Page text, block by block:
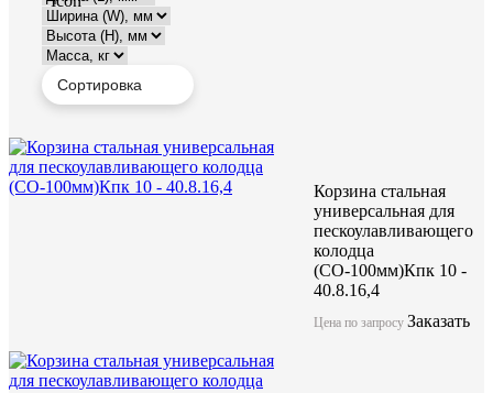
Корзина стальная
универсальная для
пескоулавливающего
колодца
(СО-100мм)Кпк 10 -
40.8.16,4
Цена по запросу Заказать